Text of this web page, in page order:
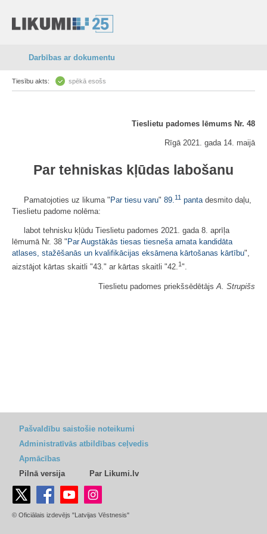
Darbības ar dokumentu
Tiesību akts: spēkā esošs
Tieslietu padomes lēmums Nr. 48
Rīgā 2021. gada 14. maijā
Par tehniskas kļūdas labošanu
Pamatojoties uz likuma " Par tiesu varu" 89.11 pantadesmito daļu,
Tieslietu padome nolēma:
labot tehnisku kļūdu Tieslietu padomes 2021. gada 8. aprīļa
lēmumā Nr. 38 " Par Augstākās tiesas tiesneša amata kandidāta
atlases, stažēšanās un kvalifikācijas eksāmena kārtošanas kārtību",
aizstājot kārtas skaitli "43." ar kārtas skaitli "42.1 ".
Tieslietu padomes priekšsēdētājs A. Strupišs
Pašvaldību saistošie noteikumi
Administratīvās atbildības ceļvedis
Apmācības
Pilnā versija
Par Likumi.lv
© Oficiālais izdevējs "Latvijas Vēstnesis"